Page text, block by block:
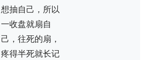
想抽自己，所以
一收盘就扇自
己，往死的扇，
疼得半死就长记